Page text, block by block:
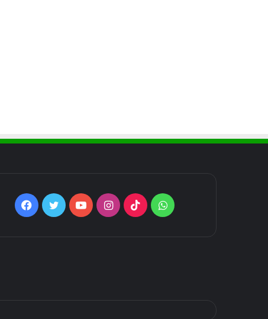
Facebook
TwitterYouTubeInstagram
TikTokWhatsApp